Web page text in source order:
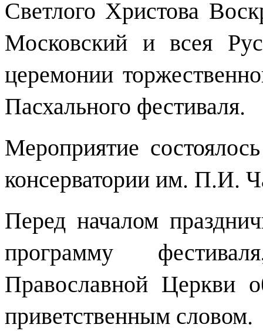
Светлого Христова
Московский и всея
церемонии
Пасхального фестиваля.
Мероприятие
консерватории им. П.И.
Перед началом
программу
Православной Церкви
приветственным словом.